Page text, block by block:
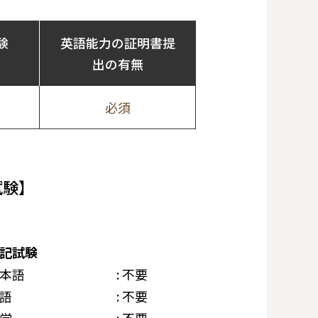
英語能力の証明書提
出の有無
必須
】
試験
語
: 不要
: 不要